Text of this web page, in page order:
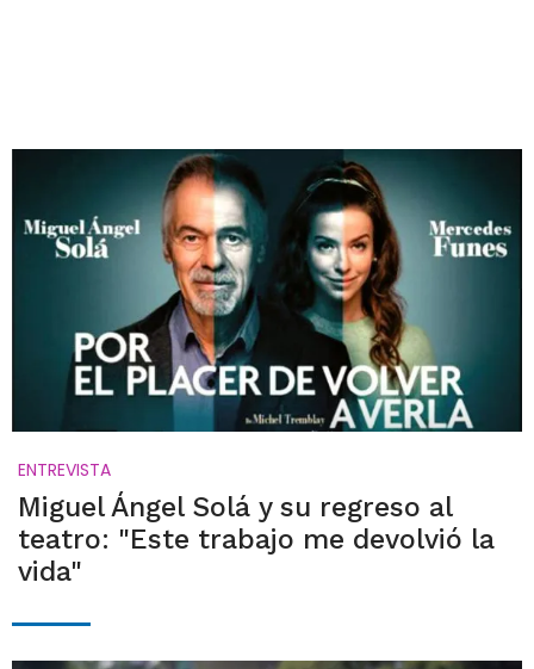
ENTREVISTA
Miguel Ángel Solá y su regreso al
teatro: "Este trabajo me devolvió la
vida"